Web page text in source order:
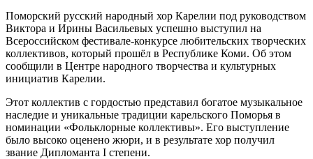
Поморский русский народный хор Карелии под руководством
Виктора и Ирины Васильевых успешно выступил на
Всероссийском фестивале-конкурсе любительских творческих
коллективов, который прошёл в Республике Коми. Об этом
сообщили в Центре народного творчества и культурных
инициатив Карелии.
Этот коллектив с гордостью представил богатое музыкальное
наследие и уникальные традиции карельского Поморья в
номинации «Фольклорные коллективы». Его выступление
было высоко оценено жюри, и в результате хор получил
звание Дипломанта I степени.